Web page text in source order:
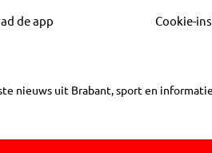
de app Cookie-
nieuws uit Brabant, sport en